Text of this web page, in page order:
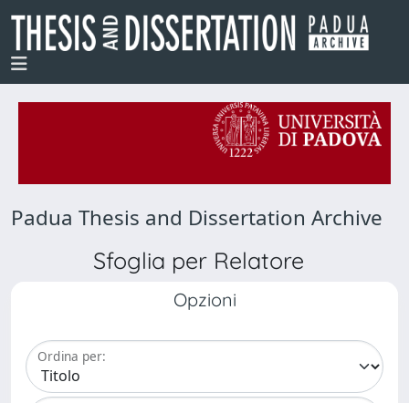
Padua Thesis and Dissertation Archive
Sfoglia per Relatore
Opzioni
Ordina per: